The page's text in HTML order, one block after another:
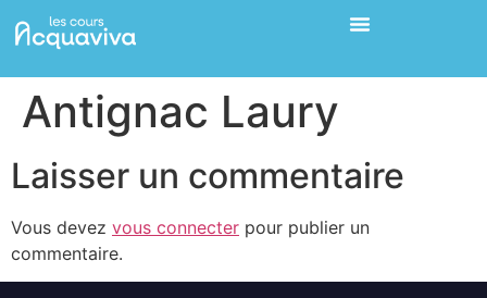
Antignac Laury
Laisser un commentaire
Vous devez vous connecter pour publier un
commentaire.